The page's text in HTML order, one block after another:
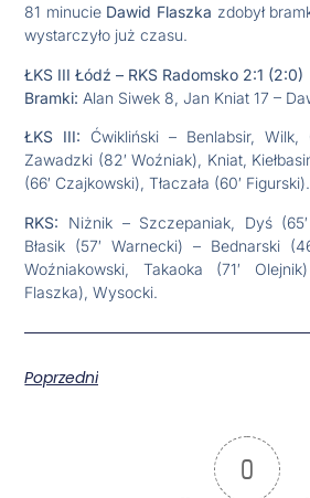
81 minucie Dawid Flaszka zdobył
wystarczyło już czasu.
ŁKS III Łódź – RKS Radomsko 2:1 (2:0)
Bramki: Alan Siwek 8, Jan Kniat 17 –
ŁKS III: Ćwikliński – Benlabsir,
Zawadzki (82′ Woźniak), Kniat,
(66′ Czajkowski), Tłaczała (60′ Figurski).
RKS: Niżnik – Szczepaniak, Dyś
Błasik (57′ Warnecki) – Bednarski
Woźniakowski, Takaoka (71′
Flaszka), Wysocki.
Poprzedni
0